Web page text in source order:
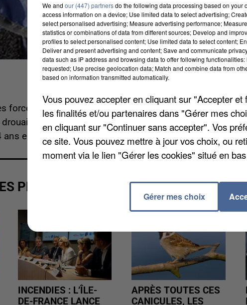
forces de l'ordre contre les rodéos sauvages dans les
ont confisqué deux motos volées. Les
en garde à vue pour recel suite à cette saisie.
PLUS VUS
INCENDIES : L’ÎLE-
DE-FRANCE LANCE
APRÈS TOUTES CES
CANICULES, LES
We and our (447) partnersdo the following data processing based on your
access information on a device; Use limited data to select advertising;
select personalised advertising; Measure advertising performance;
statistics or combinations of data from different sources; Develop and
profiles to select personalised content; Use limited data to select content;
Deliver and present advertising and content; Save and communicate
data such as IP address and browsing data to offer following
requested; Use precise geolocation data; Match and combine data from
based on information transmitted automatically.
Vous pouvez accepter en cliquant sur "Accepter
les finalités et/ou partenaires dans "Gérer mes
en cliquant sur "Continuer sans accepter". Vos
ce site. Vous pouvez mettre à jour vos choix, ou
moment via le lien "Gérer les cookies" situé en
Gérer mes choix